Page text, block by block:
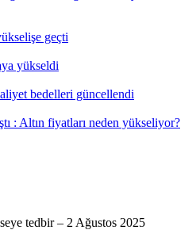
geçti
yükseldi
bedelleri güncellendi
: Altın fiyatları neden yükseliyor?
tedbir – 2 Ağustos 2025